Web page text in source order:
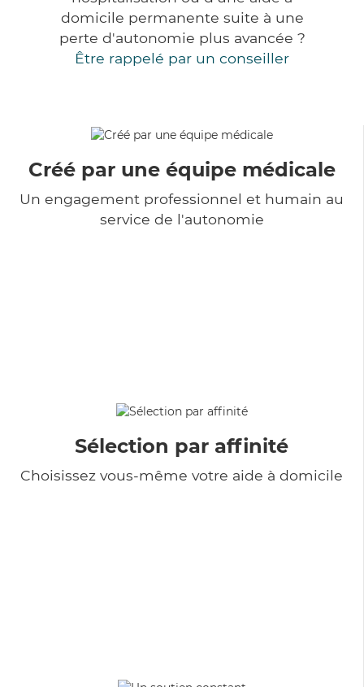
domicile permanente suite à une
perte d'autonomie plus avancée ?
Être rappelé par un conseiller
Créé par une équipe médicale
Un engagement professionnel et humain au
service de l'autonomie
Sélection par affinité
Choisissez vous-même votre aide à domicile